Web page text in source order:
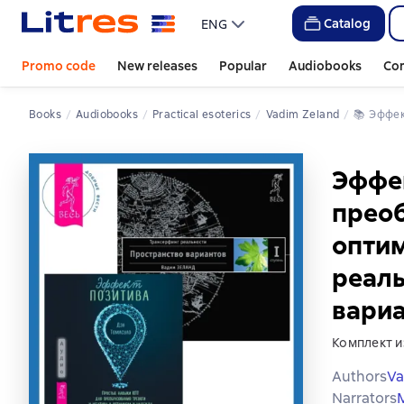
ENG Catalog
Promo code New releases Popular Audiobooks
Books Audiobooks Practical esoterics Vadim Zeland 📚
Комплект
Authors
Narrators